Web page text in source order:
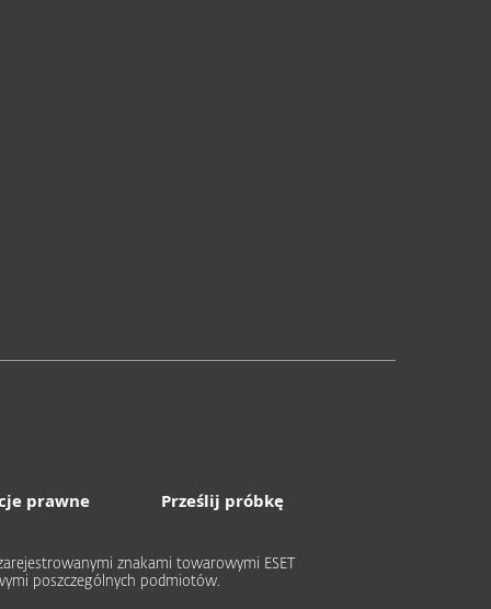
prawne Prześlij próbkę
znakami towarowymi ESET
poszczególnych podmiotów.